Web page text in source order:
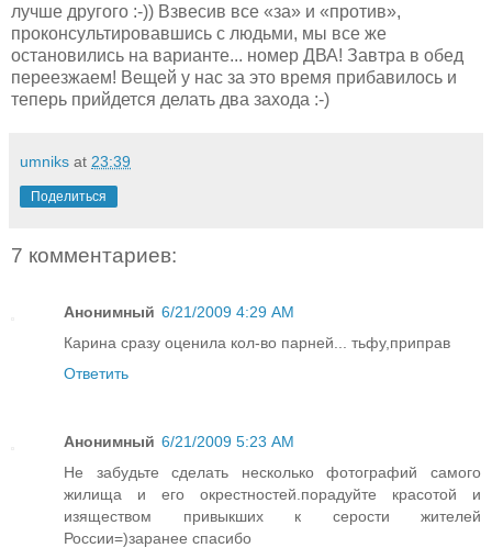
лучше другого :-)) Взвесив все «за» и «против»,
проконсультировавшись с людьми, мы все же
остановились на варианте... номер ДВА! Завтра в обед
переезжаем! Вещей у нас за это время прибавилось и
теперь прийдется делать два захода :-)
umniks at 23:39
Поделиться
7 комментариев:
Анонимный 6/21/2009 4:29 AM
Карина сразу оценила кол-во парней... тьфу,приправ
Ответить
Анонимный 6/21/2009 5:23 AM
Не забудьте сделать несколько фотографий самого
жилища и его окрестностей.порадуйте красотой и
изяществом привыкших к серости жителей
России=)заранее спасибо